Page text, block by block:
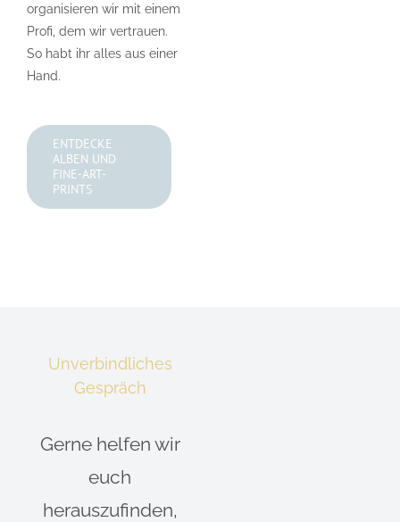
organisieren wir mit einem
Profi, dem wir vertrauen.
So habt ihr alles aus einer
Hand.
ENTDECKE
ALBEN UND
FINE-ART-
PRINTS
Unverbindliches
Gespräch
Gerne helfen wir
euch
herauszufinden,